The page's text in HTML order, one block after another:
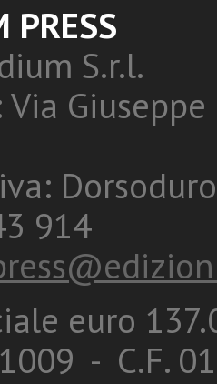
PRESS
S.r.l.
914
euro
- C.F.